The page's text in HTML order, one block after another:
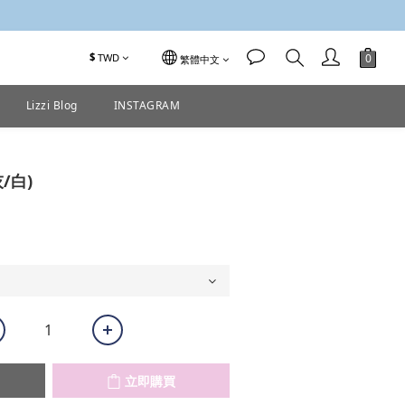
$ TWD 繁體中文
Lizzi Blog INSTAGRAM
/白)
立即購買